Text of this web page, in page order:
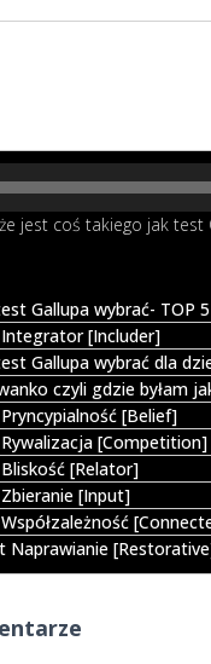
[Includer]
Gallupa wybrać dla
[Belief]
[Competition]
[Relator]
[Input]
Naprawianie